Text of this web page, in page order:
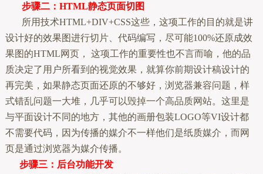
步骤二：HTML静态页面切图
所用技术HTML+DIV+CSS这些，这项工作的目的就是讲
设计好的效果图进行切片、代码编写，尽可能100%还原成效
果图的HTML网页， 这项工作的重要性也不言而喻，他的品
质决定了用户所看到的视觉效果，就算你前期设计稿设计的
再完美，如果静态页面还原的不够好，浏览器兼容问题，样
式错乱问题一大堆，几乎可以毁掉一个高品质网站。这里是
与平面设计不同的地方，其他的画册包装LOGO等VI设计都
不需要代码，因为传播的媒介不一样他们是纸质媒介，而网
页是通过浏览器为媒介传播。
步骤三：后台功能开发